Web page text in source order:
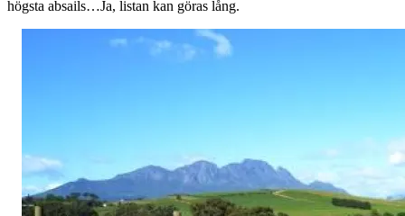
högsta absails…Ja, listan kan göras lång.